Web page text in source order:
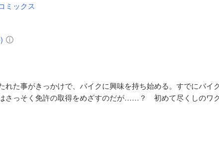
ミックス
た事がきっかけで、バイクに興味を持ち始める。すでにバイ
さっそく免許の取得をめざすのだが……？ 初めて尽くしのワ